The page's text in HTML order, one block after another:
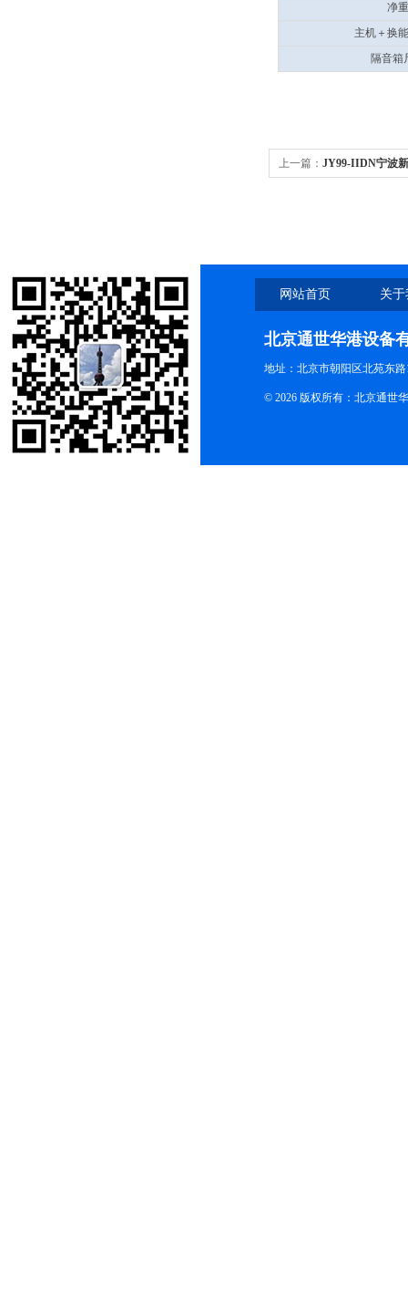
净重
主机＋换
隔音箱
上一篇： JY99-IIDN宁波
网站首页 关
北京通世华港设备
地址：北京市朝阳区北苑东路
© 2026 版权所有：北京通世